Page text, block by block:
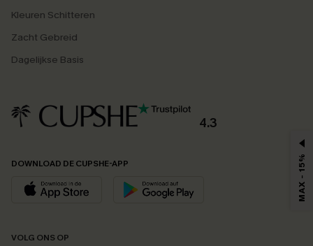
Kleuren Schitteren
Zacht Gebreid
Dagelijkse Basis
4.3
DOWNLOAD DE CUPSHE-APP
VOLG ONS OP
MAX - 15%